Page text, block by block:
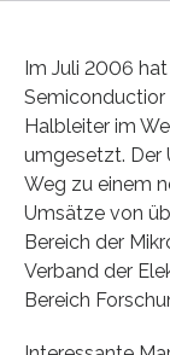
Im Juli 2006
Halbleiter im
umgesetzt. Der
Weg zu einem
Umsätze von
Bereich der
Verband der
Bereich